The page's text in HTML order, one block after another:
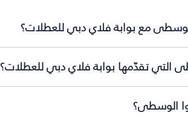
مع بوابة فلاي دبي للعطلات؟
التي تقدّمها بوابة فلاي دبي للعطلات؟
الوسطى؟